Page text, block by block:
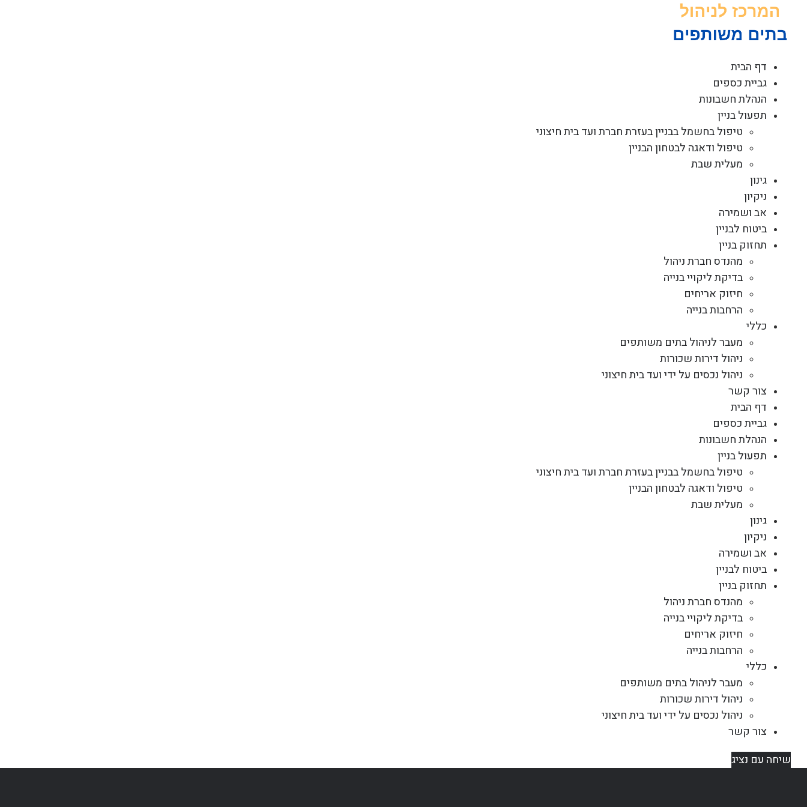
דף הבית
גביית כספים
הנהלת חשבונות
תפעול בניין
טיפול בחשמל בבניין בעזרת חברת ועד בית חיצוני
טיפול ודאגה לבטחון הבניין
מעלית שבת
גינון
ניקיון
אב ושמירה
ביטוח לבניין
תחזוק בניין
מהנדס חברת ניהול
בדיקת ליקויי בנייה
חיזוק אריחים
הרחבות בנייה
כללי
מעבר לניהול בתים משותפים
ניהול דירות שכורות
ניהול נכסים על ידי ועד בית חיצוני
צור קשר
דף הבית
גביית כספים
הנהלת חשבונות
תפעול בניין
טיפול בחשמל בבניין בעזרת חברת ועד בית חיצוני
טיפול ודאגה לבטחון הבניין
מעלית שבת
גינון
ניקיון
אב ושמירה
ביטוח לבניין
תחזוק בניין
מהנדס חברת ניהול
בדיקת ליקויי בנייה
חיזוק אריחים
הרחבות בנייה
כללי
מעבר לניהול בתים משותפים
ניהול דירות שכורות
ניהול נכסים על ידי ועד בית חיצוני
צור קשר
שיחה עם נציג